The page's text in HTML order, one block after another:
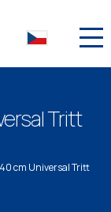
Tritt
cm Universal Tritt